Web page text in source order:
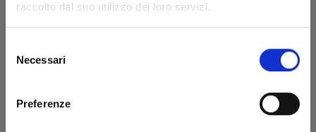
raccolto dal suo utilizzo dei loro servizi.
delNecessari
Preferenze